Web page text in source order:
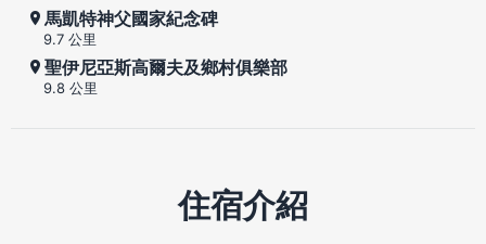
馬凱特神父國家紀念碑
9.7 公里
聖伊尼亞斯高爾夫及鄉村俱樂部
9.8 公里
住宿介紹